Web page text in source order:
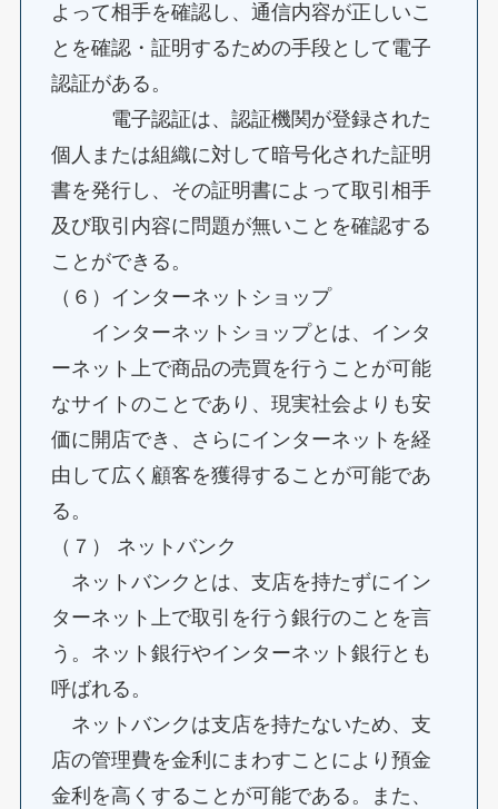
よって相手を確認し、通信内容が正しいこ
とを確認・証明するための手段として電子
認証がある。
電子認証は、認証機関が登録された
個人または組織に対して暗号化された証明
書を発行し、その証明書によって取引相手
及び取引内容に問題が無いことを確認する
ことができる。
（６）インターネットショップ
インターネットショップとは、インタ
ーネット上で商品の売買を行うことが可能
なサイトのことであり、現実社会よりも安
価に開店でき、さらにインターネットを経
由して広く顧客を獲得することが可能であ
る。
（７） ネットバンク
ネットバンクとは、支店を持たずにイン
ターネット上で取引を行う銀行のことを言
う。ネット銀行やインターネット銀行とも
呼ばれる。
ネットバンクは支店を持たないため、支
店の管理費を金利にまわすことにより預金
金利を高くすることが可能である。また、